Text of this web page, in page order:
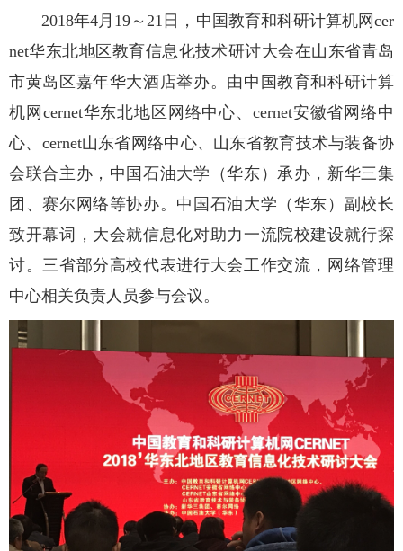
2018年4月19～21日，中国教育和科研计算机网cer
net华东北地区教育信息化技术研讨大会在山东省青岛
市黄岛区嘉年华大酒店举办。由中国教育和科研计算
机网cernet华东北地区网络中心、cernet安徽省网络中
心、cernet山东省网络中心、山东省教育技术与装备协
会联合主办，中国石油大学（华东）承办，新华三集
团、赛尔网络等协办。中国石油大学（华东）副校长
致开幕词，大会就信息化对助力一流院校建设就行探
讨。三省部分高校代表进行大会工作交流，网络管理
中心相关负责人员参与会议。